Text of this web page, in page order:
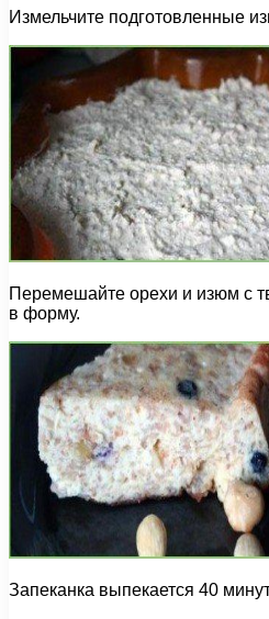
Измельчите подготовленные
Перемешайте орехи и изюм с
в форму.
Запеканка выпекается 40